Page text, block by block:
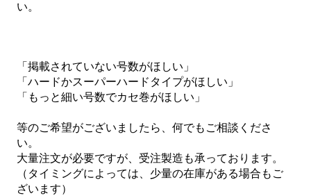
い。
「掲載されていない号数がほしい」
「ハードかスーパーハードタイプがほしい」
「もっと細い号数でカセ巻がほしい」
等のご希望がございましたら、何でもご相談くださ
い。
大量注文が必要ですが、受注製造も承っております。
（タイミングによっては、少量の在庫がある場合もご
ざいます）